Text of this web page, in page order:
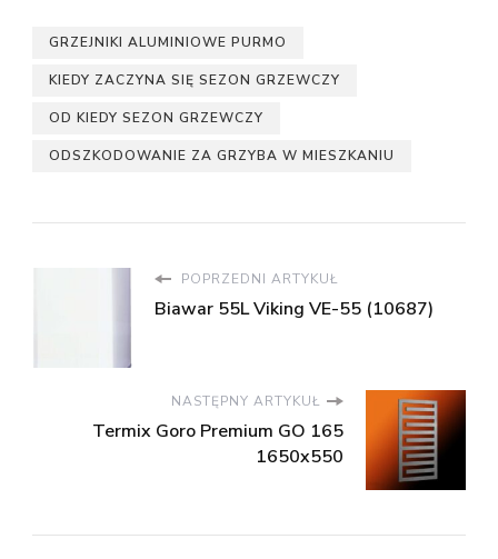
GRZEJNIKI ALUMINIOWE PURMO
KIEDY ZACZYNA SIĘ SEZON GRZEWCZY
OD KIEDY SEZON GRZEWCZY
ODSZKODOWANIE ZA GRZYBA W MIESZKANIU
POPRZEDNI ARTYKUŁ
Biawar 55L Viking VE-55 (10687)
NASTĘPNY ARTYKUŁ
Termix Goro Premium GO 165
1650x550